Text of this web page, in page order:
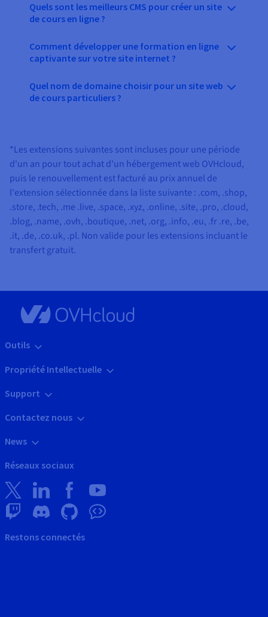
Quels sont les meilleurs CMS pour créer un site
de cours en ligne ?
Comment développer une formation en ligne
captivante sur votre site internet ?
Quel nom de domaine choisir pour un site web
de cours particuliers ?
*Les extensions suivantes sont incluses pour une période
d'un an pour tout achat d'un hébergement web OVHcloud,
puis le renouvellement est facturé au prix annuel de
l'extension sélectionnée dans la liste suivante : .com, .shop,
.store, .tech, .me .live, .space, .xyz, .online, .site, .pro, .cloud,
.blog, .name, .ovh, .boutique, .net, .org, .info, .eu, .fr .re, .be,
.it, .de, .co.uk, .pl. Non valide pour les extensions incluant le
transfert gratuit.
Outils
Propriété Intellectuelle
Support
Contactez nous
News
Réseaux sociaux
Restons connectés